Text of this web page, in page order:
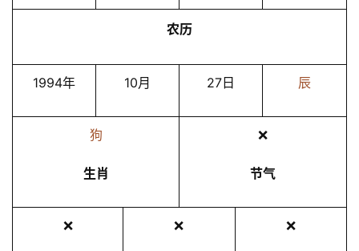
农历
1994年 10月 27日 辰
狗
生肖
❌
节气
❌ ❌ ❌